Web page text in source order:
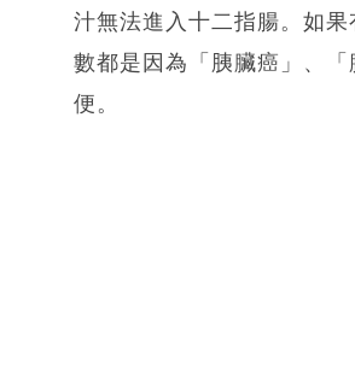
汁無法進入十二指腸。如
數都是因為「胰臟癌」、
便。